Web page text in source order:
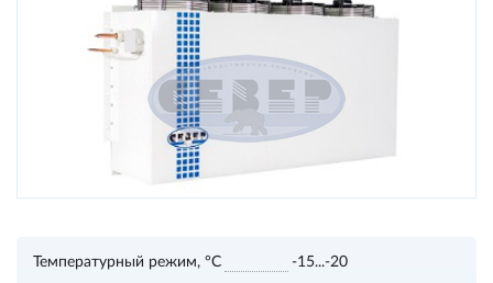
Температурный режим, °С
-15...-20